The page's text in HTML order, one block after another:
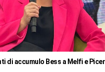
di accumulo Bess a Melfi e